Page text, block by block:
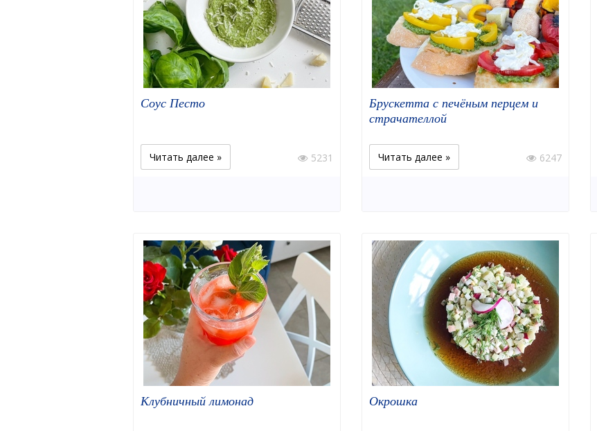
Соус Песто
Читать далее » 5231
Брускетта с печёным перцем и
страчателлой
Читать далее » 6247
Клубничный лимонад Окрошка